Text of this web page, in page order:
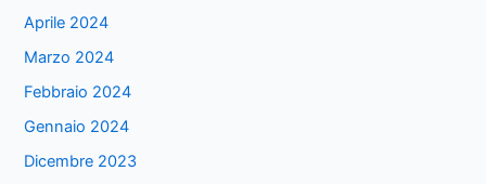
Aprile 2024
Marzo 2024
Febbraio 2024
Gennaio 2024
Dicembre 2023